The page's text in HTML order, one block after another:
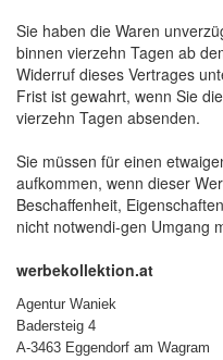
Sie haben die Waren
binnen vierzehn Tagen ab
Widerruf dieses Vertrages
Frist ist gewahrt, wenn Sie
vierzehn Tagen absenden.
Sie müssen für einen
aufkommen, wenn dieser
Beschaffenheit,
nicht notwendi-gen Umgang
werbekollektion.at
Agentur Waniek
Badersteig 4
A-3463 Eggendorf am Wagram